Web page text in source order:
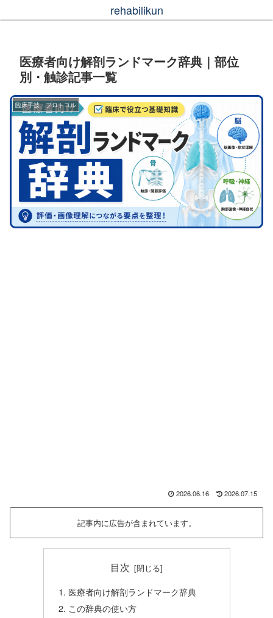
rehabilikun
医療者向け解剖ランドマーク辞典｜部位
別・触診記事一覧
臨床手技・プロトコル
2026.06.16 2026.07.15
記事内に広告が含まれています。
目次
医療者向け解剖ランドマーク辞典
この辞典の使い方